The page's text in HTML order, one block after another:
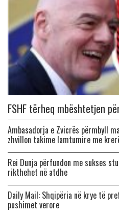
FSHF tërheq mbështetjen
Ambasadorja e Zvicrës përmbyll
zhvillon takime lamtumire me
Rei Dunja përfundon me sukses
rikthehet në atdhe
Daily Mail: Shqipëria në krye të
pushimet verore